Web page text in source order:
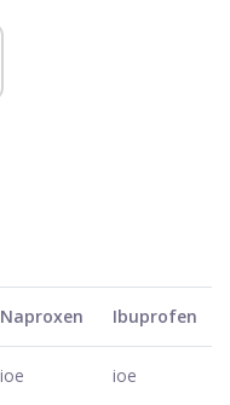
Naproxen Ibuprofen
ioe ioe